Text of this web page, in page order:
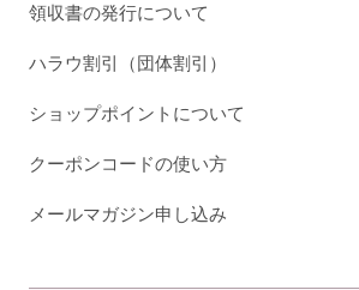
領収書の発行について
ハラウ割引（団体割引）
ショップポイントについて
クーポンコードの使い方
メールマガジン申し込み